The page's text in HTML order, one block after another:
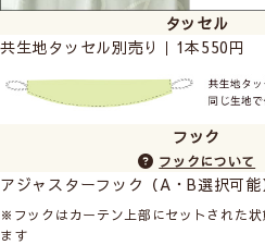
タッセル
共生地タッセル別売り｜1本550円
フック
フックについて
アジャスターフック（A・B選択可能
※フックはカーテン上部にセットされた状
ます